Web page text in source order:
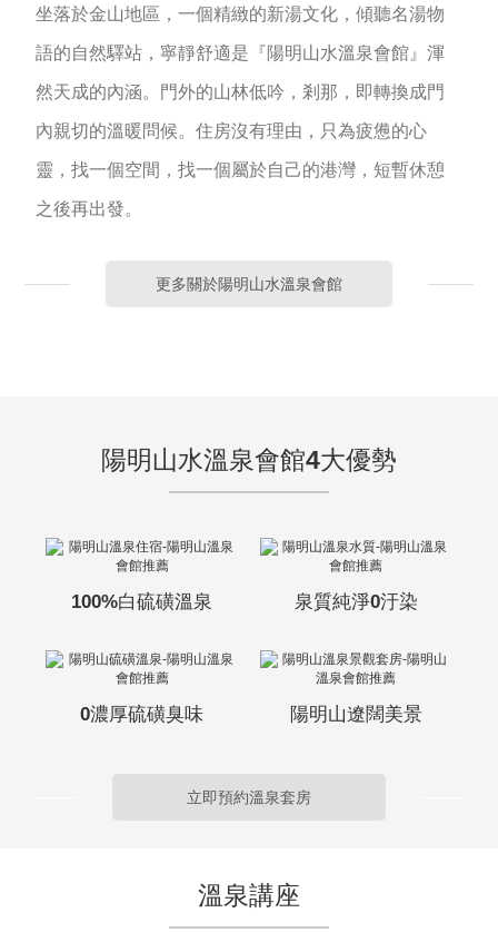
坐落於金山地區，一個精緻的新湯文化，傾聽名湯物
語的自然驛站，寧靜舒適是『陽明山水溫泉會館』渾
然天成的內涵。門外的山林低吟，剎那，即轉換成門
內親切的溫暖問候。住房沒有理由，只為疲憊的心
靈，找一個空間，找一個屬於自己的港灣，短暫休憩
之後再出發。
更多關於陽明山水溫泉會館
陽明山水溫泉會館4大優勢
100%白硫磺溫泉 泉質純淨0汙染
0濃厚硫磺臭味 陽明山遼闊美景
立即預約溫泉套房
溫泉講座